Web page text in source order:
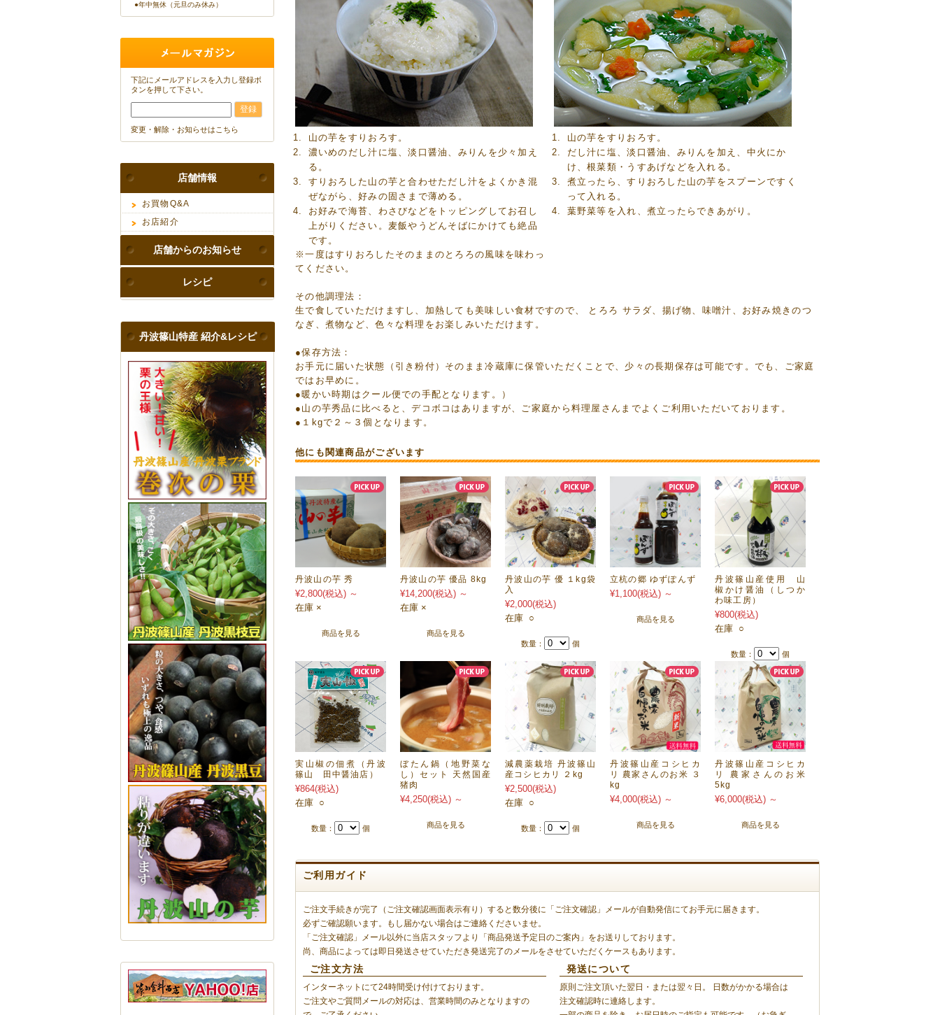
山の芋をすりおろす。
濃いめのだし汁に塩、淡口醤油、みりんを少々加え
る。
すりおろした山の芋と合わせただし汁をよくかき混
ぜながら、好みの固さまで薄める。
お好みで海苔、わさびなどをトッピングしてお召し
上がりください。麦飯やうどんそばにかけても絶品
です。
※一度はすりおろしたそのままのとろろの風味を味わっ
てください。
山の芋をすりおろす。
だし汁に塩、淡口醤油、みりんを加え、中火にか
け、根菜類・うすあげなどを入れる。
煮立ったら、すりおろした山の芋をスプーンですく
って入れる。
葉野菜等を入れ、煮立ったらできあがり。
その他調理法：
生で食していただけますし、加熱しても美味しい食材ですので、 とろろ サラダ、揚げ物、味噌汁、お好み焼きのつ
なぎ、煮物など、色々な料理をお楽しみいただけます。
●保存方法：
お手元に届いた状態（引き粉付）そのまま冷蔵庫に保管いただくことで、少々の長期保存は可能です。でも、ご家庭
ではお早めに。
●暖かい時期はクール便での手配となります。）
●山の芋秀品に比べると、デコボコはありますが、ご家庭から料理屋さんまでよくご利用いただいております。
●１kgで２～３個となります。
他にも関連商品がございます
丹波山の芋 秀
¥2,800(税込) ～
在庫 ×
商品を見る
丹波山の芋 優品 8kg
¥14,200(税込) ～
在庫 ×
商品を見る
丹波山の芋 優 １kg袋
入
¥2,000(税込)
在庫 ○
数量： 個
立杭の郷 ゆずぽんず
¥1,100(税込) ～
商品を見る
丹波篠山産使用 山
椒かけ醤油（しつか
わ味工房）
¥800(税込)
在庫 ○
数量： 個
実山椒の佃煮（丹波
篠山 田中醤油店）
¥864(税込)
在庫 ○
数量： 個
ぼたん鍋（地野菜な
し）セット 天然国産
猪肉
¥4,250(税込) ～
商品を見る
減農薬栽培 丹波篠山
産コシヒカリ ２kg
¥2,500(税込)
在庫 ○
数量： 個
丹波篠山産コシヒカ
リ 農家さんのお米 ３
kg
¥4,000(税込) ～
商品を見る
丹波篠山産コシヒカ
リ 農家さんのお米
5kg
¥6,000(税込) ～
商品を見る
ご利用ガイド
ご注文手続きが完了（ご注文確認画面表示有り）すると数分後に「ご注文確認」メールが自動発信にてお手元に届きます。
必ずご確認願います。もし届かない場合はご連絡くださいませ。
「ご注文確認」メール以外に当店スタッフより「商品発送予定日のご案内」をお送りしております。
尚、商品によっては即日発送させていただき発送完了のメールをさせていただくケースもあります。
ご注文方法
インターネットにて24時間受け付けております。
ご注文やご質問メールの対応は、営業時間のみとなりますの
発送について
原則ご注文頂いた翌日・または翌々日。 日数がかかる場合は
注文確認時に連絡します。
●年中無休（元旦のみ休み）
下記にメールアドレスを入力し登録ボ
タンを押して下さい。
変更・解除・お知らせはこちら
店舗情報
お買物Q&A
お店紹介
店舗からのお知らせ
レシピ
丹波篠山特産 紹介&レシピ